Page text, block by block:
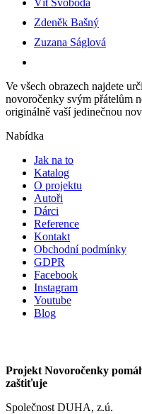
Vít Svoboda
Zdeněk Bašný
Zuzana Ságlová
Ve všech obrazech najdete
novoročenky svým přátelům
originálně vaší jedinečnou
Nabídka
Jak na to
Katalog
O projektu
Autoři
Dárci
Reference
Kontakt
Obchodní podmínky
GDPR
Facebook
Instagram
Youtube
Blog
Projekt Novoročenky
zaštiťuje
Společnost DUHA, z.ú.